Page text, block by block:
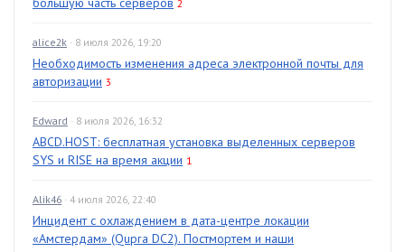
2
alice2k · 8 июля 2026, 19:20
Необходимость изменения адреса электронной почты для
авторизации 3
Edward · 8 июля 2026, 16:32
ABCD.HOST: бесплатная установка выделенных серверов
SYS и RISE на время акции 1
Alik46 · 4 июля 2026, 22:40
Инцидент с охлаждением в дата-центре локации
«Амстердам» (Qupra DC2). Постмортем и наши